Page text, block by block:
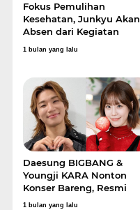
Fokus Pemulihan
Kesehatan, Junkyu Akan
Absen dari Kegiatan
1 bulan yang lalu
Daesung BIGBANG &
Youngji KARA Nonton
Konser Bareng, Resmi
Pacaran?
1 bulan yang lalu